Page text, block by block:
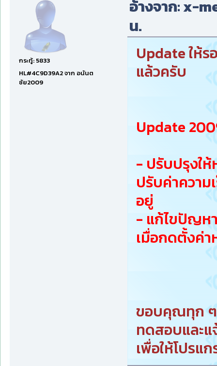
กระทู้: 5833
HL#4C9D39A2 จาก อนันต
ชัย2009
อ้างจาก: x-
น.
Update ให้
แล้วครับ
Update
- ปรับปรุงให้
ปรับค่าความ
อยู่
- แก้ไขปัญห
เมื่อกดตั้งค่า
ขอบคุณทุก
ทดสอบและ
เพื่อให้โปร